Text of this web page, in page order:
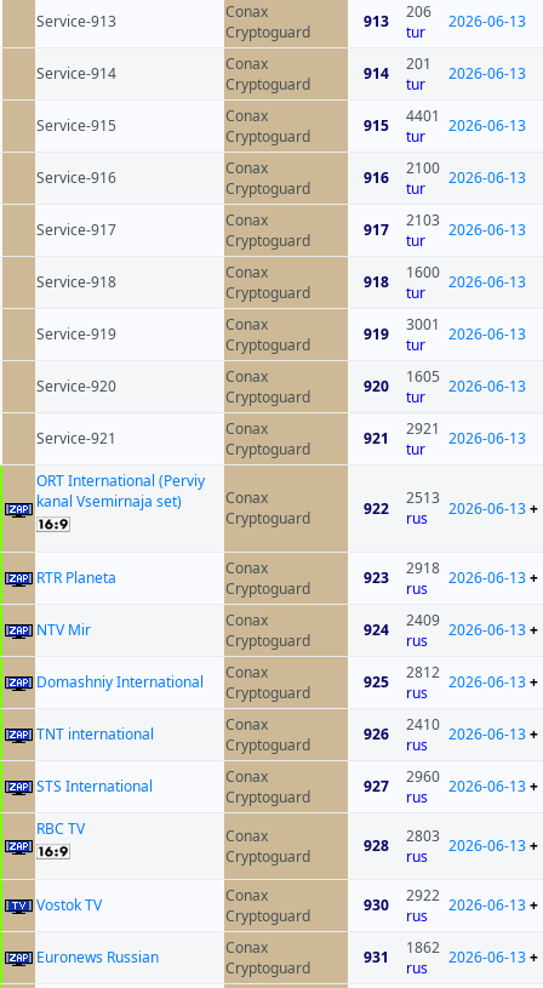
Service-913
Conax
Cryptoguard
913
206
tur
2026-06-13
Service-914
Conax
Cryptoguard
914
201
tur
2026-06-13
Service-915
Conax
Cryptoguard
915
4401
tur
2026-06-13
Service-916
Conax
Cryptoguard
916
2100
tur
2026-06-13
Service-917
Conax
Cryptoguard
917
2103
tur
2026-06-13
Service-918
Conax
Cryptoguard
918
1600
tur
2026-06-13
Service-919
Conax
Cryptoguard
919
3001
tur
2026-06-13
Service-920
Conax
Cryptoguard
920
1605
tur
2026-06-13
Service-921
Conax
Cryptoguard
921
2921
tur
2026-06-13
ORT International (Perviy
kanal Vsemirnaja set)
Conax
Cryptoguard
922
2513
rus
2026-06-13+
RTR Planeta
Conax
Cryptoguard
923
2918
rus
2026-06-13+
NTV Mir
Conax
Cryptoguard
924
2409
rus
2026-06-13+
Domashniy International
Conax
Cryptoguard
925
2812
rus
2026-06-13+
TNT international
Conax
Cryptoguard
926
2410
rus
2026-06-13+
STS International
Conax
Cryptoguard
927
2960
rus
2026-06-13+
RBC TV
Conax
Cryptoguard
928
2803
rus
2026-06-13+
Vostok TV
Conax
Cryptoguard
930
2922
rus
2026-06-13+
Euronews Russian
Conax
Cryptoguard
931
1862
rus
2026-06-13+